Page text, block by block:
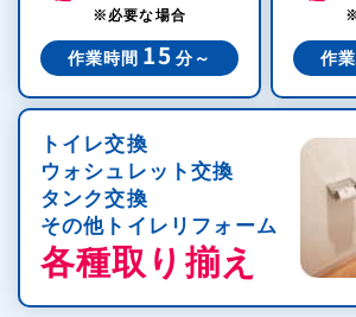
※必要な場合
作業時間 15 分～ 作
トイレ交換
ウォシュレット交換
タンク交換
その他トイレリフォーム
各種取り揃え